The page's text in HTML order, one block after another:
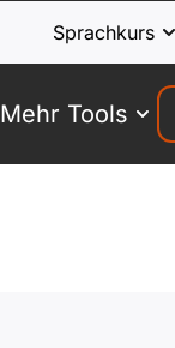
Sprachkurs
Mehr Tools